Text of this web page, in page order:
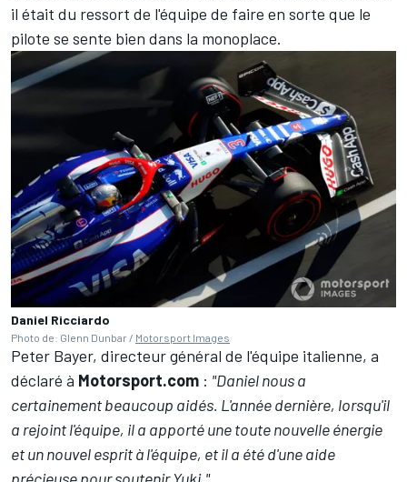
il était du ressort de l'équipe de faire en sorte que le
pilote se sente bien dans la monoplace.
Daniel Ricciardo
Photo de: Glenn Dunbar / Motorsport Images
Peter Bayer, directeur général de l'équipe italienne, a
déclaré à Motorsport.com : "Daniel nous a
certainement beaucoup aidés. L'année dernière, lorsqu'il
a rejoint l'équipe, il a apporté une toute nouvelle énergie
et un nouvel esprit à l'équipe, et il a été d'une aide